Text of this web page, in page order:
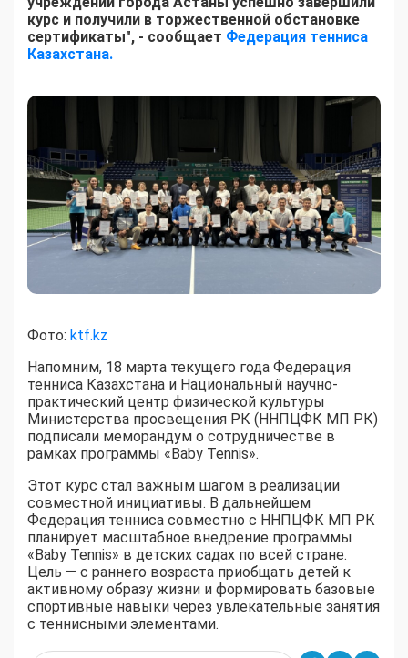
курс и получили в торжественной обстановке
сертификаты", - сообщает Федерация тенниса
Казахстана.
Фото: ktf.kz
Напомним, 18 марта текущего года Федерация
тенниса Казахстана и Национальный научно-
практический центр физической культуры
Министерства просвещения РК (ННПЦФК МП РК)
подписали меморандум о сотрудничестве в
рамках программы «Baby Tennis».
Этот курс стал важным шагом в реализации
совместной инициативы. В дальнейшем
Федерация тенниса совместно с ННПЦФК МП РК
планирует масштабное внедрение программы
«Baby Tennis» в детских садах по всей стране.
Цель — с раннего возраста приобщать детей к
активному образу жизни и формировать базовые
спортивные навыки через увлекательные занятия
с теннисными элементами.